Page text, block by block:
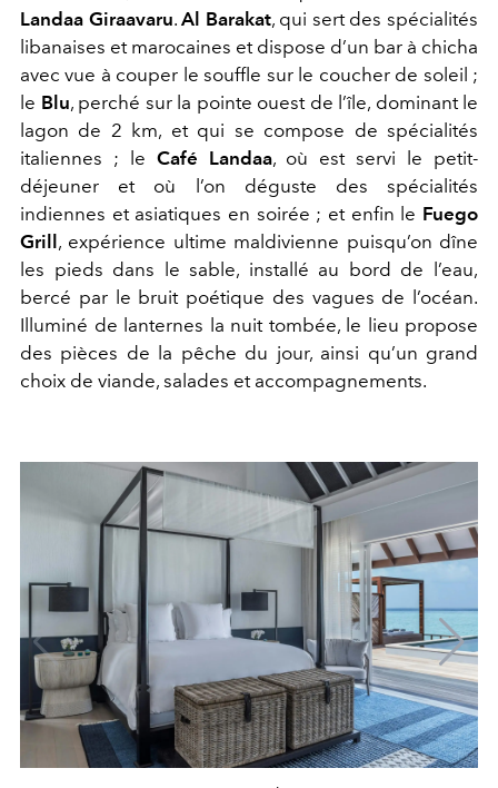
Landaa Giraavaru.Al Barakat, qui sert des spécialités
libanaises et marocaines et dispose d’un bar à chicha
avec vue à couper le souffle sur le coucher de soleil ;
le Blu, perché sur la pointe ouest de l’île, dominant le
lagon de 2 km, et qui se compose de spécialités
italiennes ; le Café Landaa, où est servi le petit-
déjeuner et où l’on déguste des spécialités
indiennes et asiatiques en soirée ; et enfin le Fuego
Grill, expérience ultime maldivienne puisqu’on dîne
les pieds dans le sable, installé au bord de l’eau,
bercé par le bruit poétique des vagues de l’océan.
Illuminé de lanternes la nuit tombée, le lieu propose
des pièces de la pêche du jour, ainsi qu’un grand
choix de viande, salades et accompagnements.